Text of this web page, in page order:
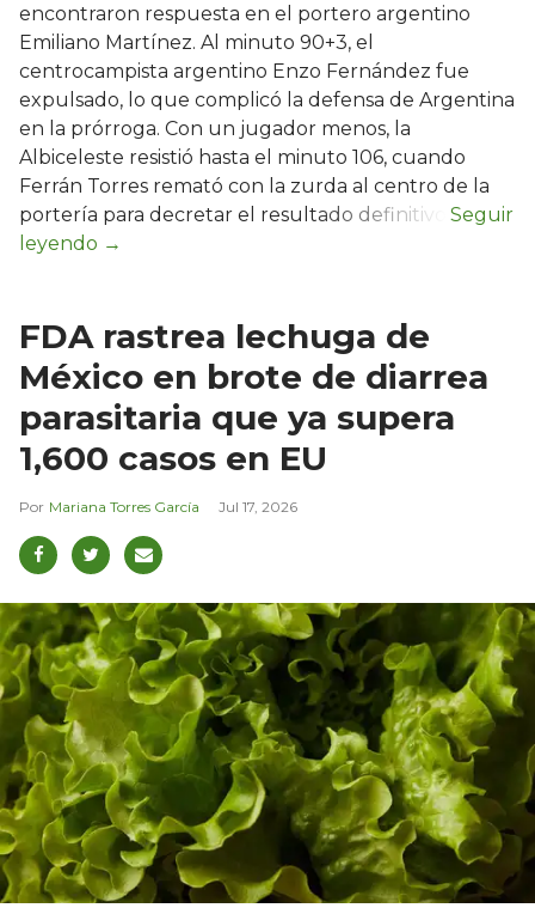
encontraron respuesta en el portero argentino
Emiliano Martínez. Al minuto 90+3, el
centrocampista argentino Enzo Fernández fue
expulsado, lo que complicó la defensa de Argentina
en la prórroga. Con un jugador menos, la
Albiceleste resistió hasta el minuto 106, cuando
Ferrán Torres remató con la zurda al centro de la
portería para decretar el resultado definitivo.
FDA rastrea lechuga de
México en brote de diarrea
parasitaria que ya supera
1,600 casos en EU
Mariana Torres García Jul 17, 2026